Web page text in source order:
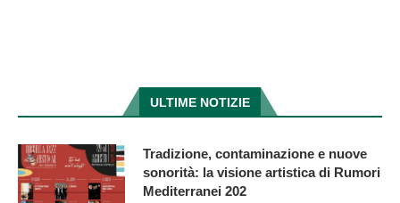
ULTIME NOTIZIE
Tradizione, contaminazione e nuove
sonorità: la visione artistica di Rumori
Mediterranei 202